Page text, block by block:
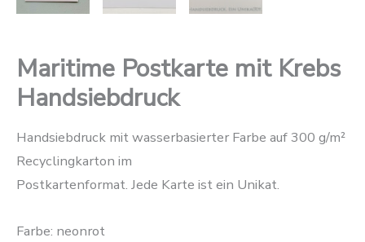
Maritime Postkarte mit Krebs
Handsiebdruck
Handsiebdruck mit wasserbasierter Farbe auf 300 g/m²
Recyclingkarton im
Postkartenformat. Jede Karte ist ein Unikat.
Farbe: neonrot